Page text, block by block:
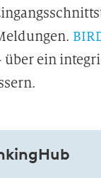
über ein